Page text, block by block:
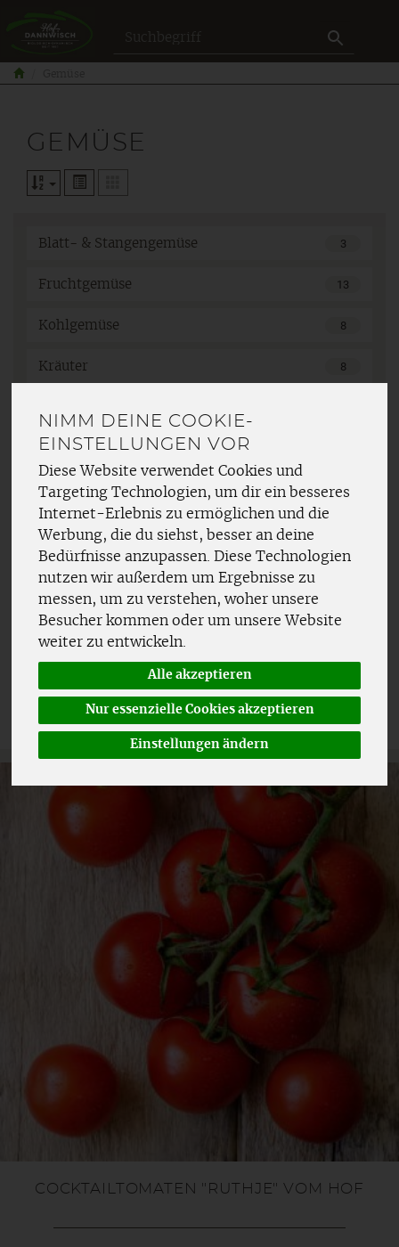
NIMM DEINE COOKIE-
EINSTELLUNGEN VOR
Diese Website verwendet Cookies und
Targeting Technologien, um dir ein besseres
Internet-Erlebnis zu ermöglichen und die
Werbung, die du siehst, besser an deine
Bedürfnisse anzupassen. Diese Technologien
nutzen wir außerdem um Ergebnisse zu
messen, um zu verstehen, woher unsere
Besucher kommen oder um unsere Website
weiter zu entwickeln.
Alle akzeptieren
Nur essenzielle Cookies akzeptieren
Einstellungen ändern
GEMÜSE
3
Blatt- & Stangengemüse
13
Fruchtgemüse
8
Kohlgemüse
8
Kräuter
Pilze
6
Salat
Wurzel- & Knollengemüse
Hersteller Ernährung
Allergene
COCKTAILTOMATEN "RUTHJE" VOM HOF